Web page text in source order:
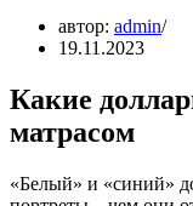
автор: admin
19.11.2023
Какие
матрасом
«Белый» и «синий»